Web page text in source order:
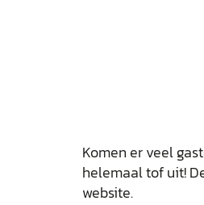
Komen er veel
helemaal tof uit!
website.